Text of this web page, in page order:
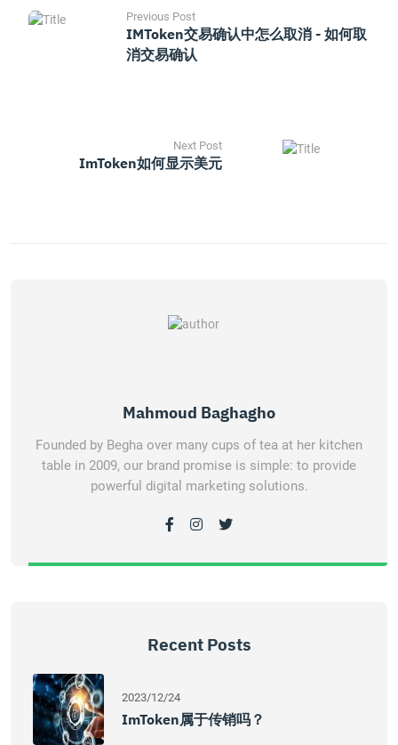
Previous Post
IMToken交易确认中怎么取消 - 如何取
消交易确认
Next Post
ImToken如何显示美元
Mahmoud Baghagho
Founded by Begha over many cups of tea at her kitchen
table in 2009, our brand promise is simple: to provide
powerful digital marketing solutions.
Recent Posts
2023/12/24
ImToken属于传销吗？